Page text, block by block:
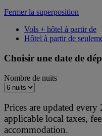
Fermer la superposition
Vols + hôtel à partir de
Hôtel à partir de
Choisir une date de
Nombre de nuits
Prices are updated
applicable local taxes,
accommodation.